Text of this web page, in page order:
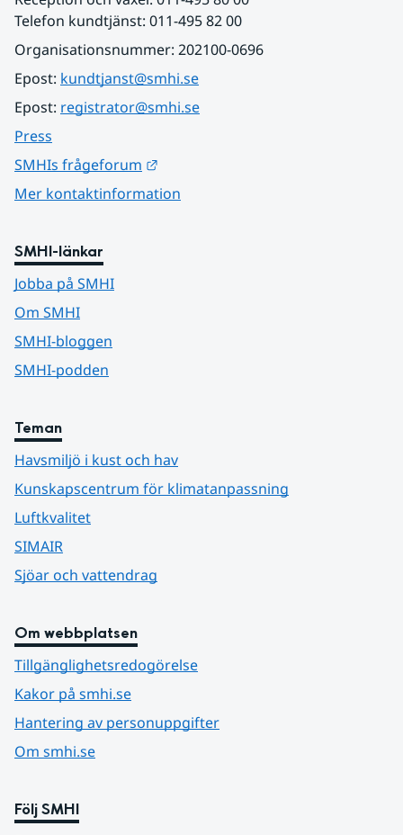
Telefon kundtjänst: 011-495 82 00
Organisationsnummer: 202100-0696
Epost: kundtjanst@smhi.se
Epost: registrator@smhi.se
Press
SMHIs frågeforum
Mer kontaktinformation
SMHI-länkar
Jobba på SMHI
Om SMHI
SMHI-bloggen
SMHI-podden
Teman
Havsmiljö i kust och hav
Kunskapscentrum för klimatanpassning
Luftkvalitet
SIMAIR
Sjöar och vattendrag
Om webbplatsen
Tillgänglighetsredogörelse
Kakor på smhi.se
Hantering av personuppgifter
Om smhi.se
Följ SMHI